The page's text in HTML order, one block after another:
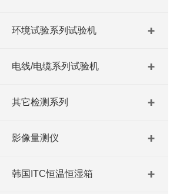
环境试验系列试验机
电线/电缆系列试验机
其它检测系列
影像量测仪
韩国ITC恒温恒湿箱